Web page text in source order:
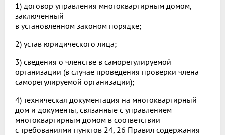
1) договор управления многоквартирным домом,
заключенный
в установленном законом порядке;
2) устав юридического лица;
3) сведения о членстве в саморегулируемой
организации (в случае проведения проверки члена
саморегулируемой организации);
4) техническая документация на многоквартирный
дом и документы, связанные с управлением
многоквартирным домом в соответствии
с требованиями пунктов 24, 26 Правил содержания